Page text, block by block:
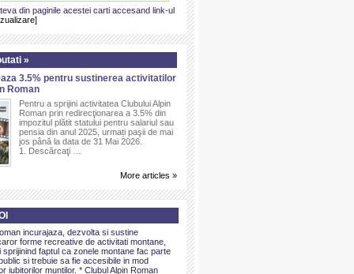
din paginile acestei carti accesand link-ul
»
3.5% pentru sustinerea activitatilor
Roman
Pentru a sprijini activitatea Clubului Alpin
Roman prin redirecţionarea a 3.5% din
impozitul plătit statului pentru salariul sau
pensia din anul 2025, urmați paşii de mai
jos până la data de 31 Mai 2026.
1. Descărcaţi …
More articles »
incurajaza, dezvolta si sustine
forme recreative de activitati montane,
faptul ca zonele montane fac parte
si trebuie sa fie accesibile in mod
iubitorilor muntilor. * Clubul Alpin Roman